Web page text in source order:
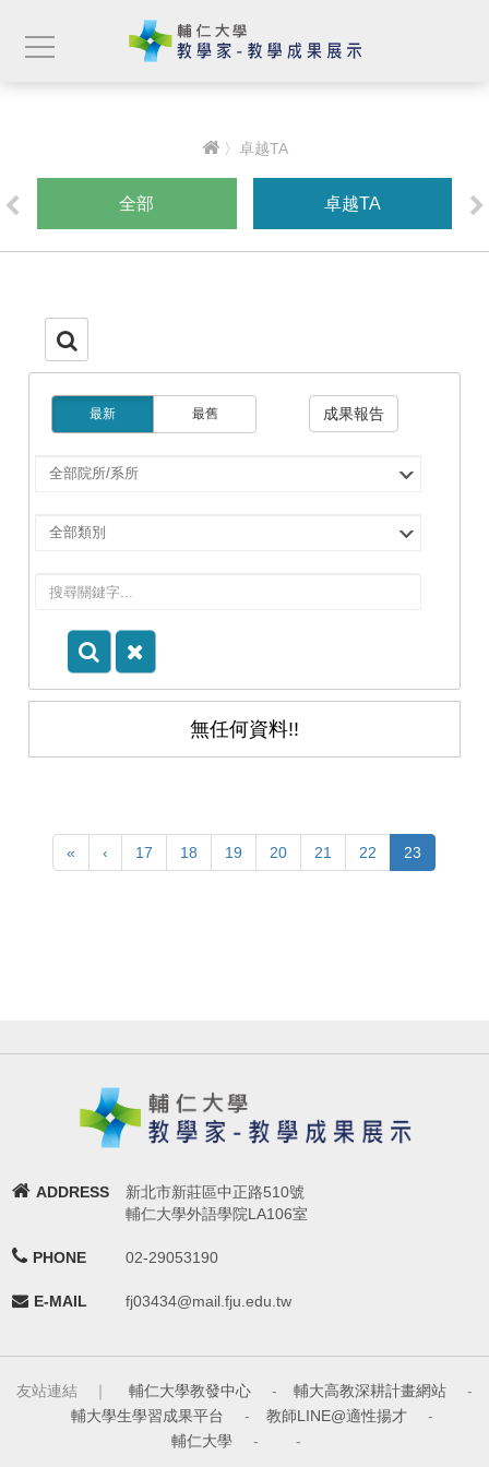
〉卓越TA
全部 卓越TA
最新 最舊 成果報告
選
所/
所
選
別
無任何資料!!
« ‹ 17 18 19 20 21 22 23
ADDRESS
新北市新莊區中正路510號
輔仁大學外語學院LA106室
PHONE 02-29053190
E-MAIL fj03434@mail.fju.edu.tw
友站連結 ｜ 輔仁大學教發中心 - 輔大高教深耕計畫網站
-
輔大學生學習成果平台
- 教師LINE@適性揚才
-
輔仁大學
- -